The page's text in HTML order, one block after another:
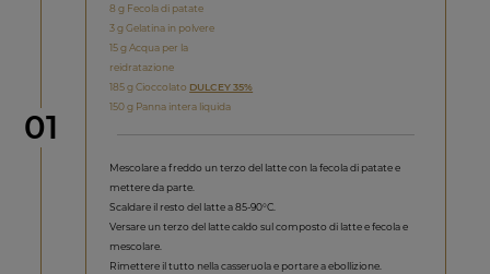
Step
01
8 g Fecola di patate
3 g Gelatina in polvere
15 g Acqua per la
reidratazione
185 g Cioccolato DULCEY 35%
150 g Panna intera liquida
Mescolare a freddo un terzo del latte con la fecola di patate e
mettere da parte.
Scaldare il resto del latte a 85-90°C.
Versare un terzo del latte caldo sul composto di latte e fecola e
mescolare.
Rimettere il tutto nella casseruola e portare a ebollizione.